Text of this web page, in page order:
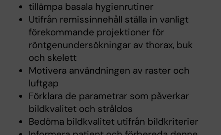
tillämpa basala hygienrutiner
Utifrån remissinnehåll ställa in vanligt
förekommande projektioner för
röntgenundersökningar av thorax, buk
och skelett
Motivera användningen av raster och
luftgap
Förklara de parametrar som påverkar
bildkvalitet och stråldos
Bedöma bildkvalitet utifrån bildkriterier